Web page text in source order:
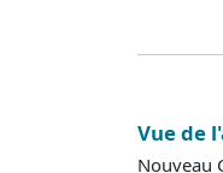
Vue de
Nouveau